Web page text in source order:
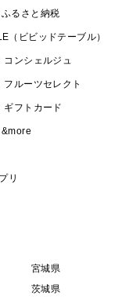
、お料理がさら
には抜群です！
るさと納税
（ビビッドテーブル）
コンシェルジュ
フルーツセレクト
ギフトカード
リ
宮城県
茨城県